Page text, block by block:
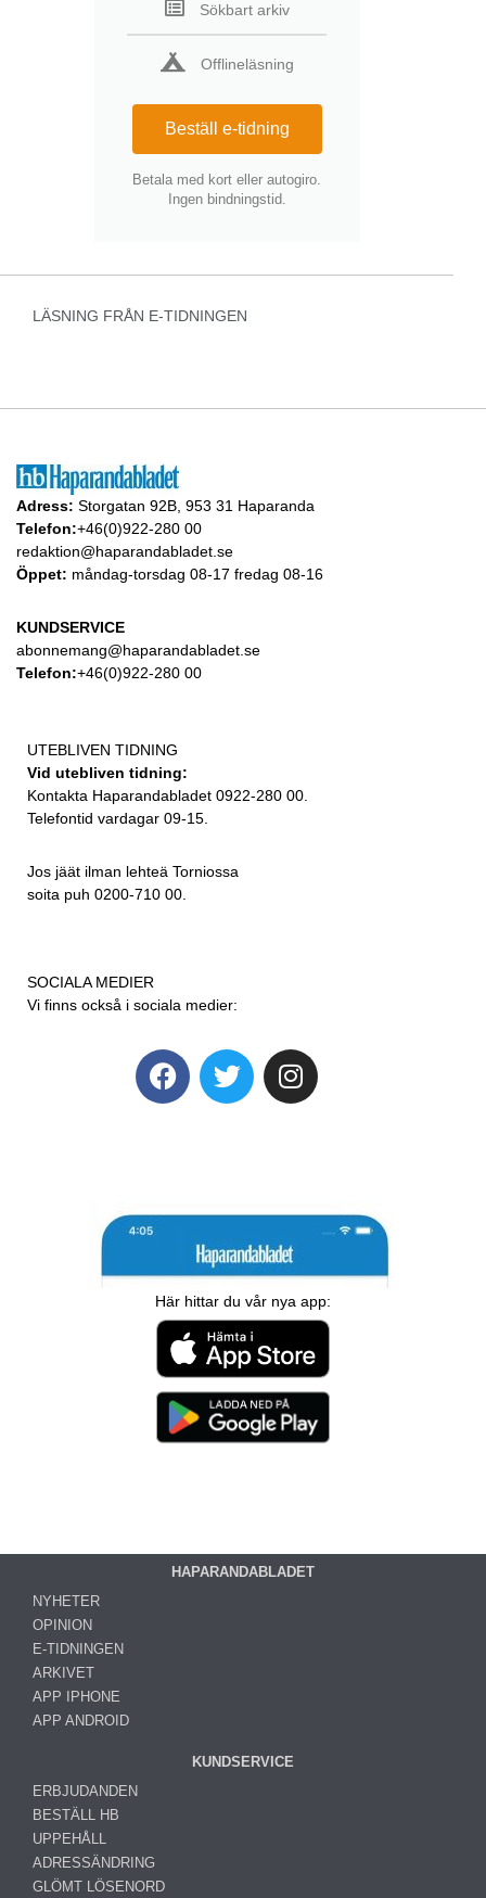
Sökbart arkiv
Offlineläsning
Beställ e-tidning
Betala med kort eller autogiro.
Ingen bindningstid.
LÄSNING FRÅN E-TIDNINGEN
Adress: Storgatan 92B, 953 31 Haparanda
Telefon:+46(0)922-280 00
redaktion@haparandabladet.se
Öppet: måndag-torsdag 08-17 fredag 08-16
KUNDSERVICE
abonnemang@haparandabladet.se
Telefon:+46(0)922-280 00
UTEBLIVEN TIDNING
Vid utebliven tidning:
Kontakta Haparandabladet 0922-280 00.
Telefontid vardagar 09-15.
Jos jäät ilman lehteä Torniossa
soita puh 0200-710 00.
SOCIALA MEDIER
Vi finns också i sociala medier:
Här hittar du vår nya app:
HAPARANDABLADET
NYHETER
OPINION
E-TIDNINGEN
ARKIVET
APP IPHONE
APP ANDROID
KUNDSERVICE
ERBJUDANDEN
BESTÄLL HB
UPPEHÅLL
ADRESSÄNDRING
GLÖMT LÖSENORD